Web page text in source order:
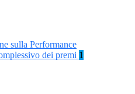
sulla Performance
dei premi 1